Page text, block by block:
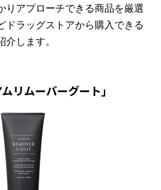
りアプローチできる商品を厳選
ドラッグストアから購入できる
します。
リムーバーグート」